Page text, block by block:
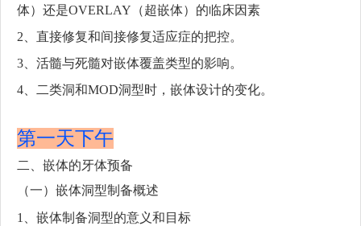
体）还是OVERLAY（超嵌体）的临床因素
2、直接修复和间接修复适应症的把控。
3、活髓与死髓对嵌体覆盖类型的影响。
4、二类洞和MOD洞型时，嵌体设计的变化。
第一天下午
二、嵌体的牙体预备
（一）嵌体洞型制备概述
1、嵌体制备洞型的意义和目标